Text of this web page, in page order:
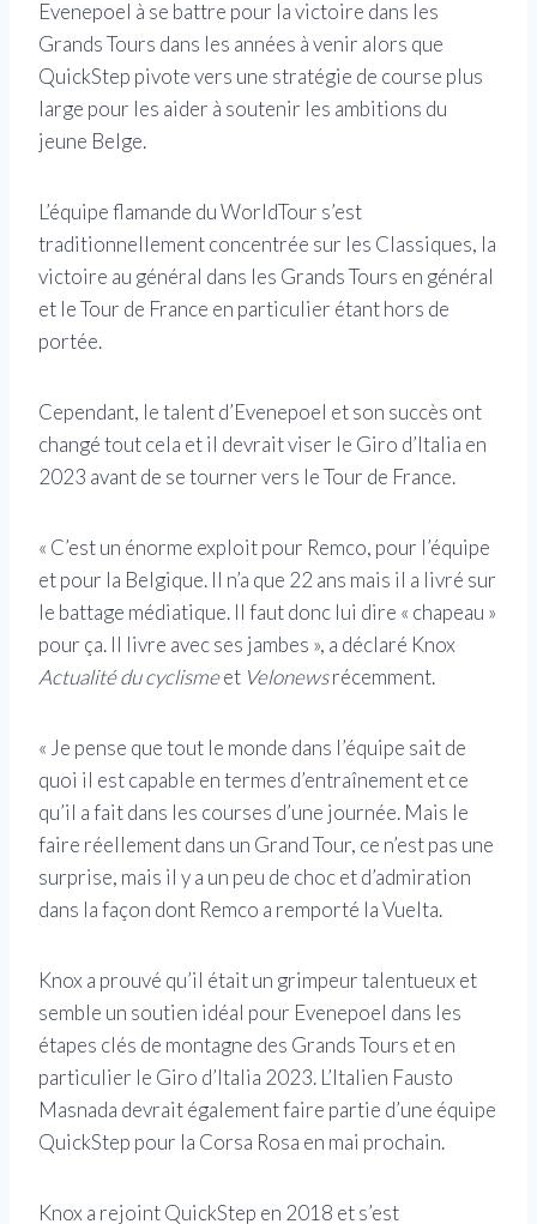
Evenepoel à se battre pour la victoire dans les
Grands Tours dans les années à venir alors que
QuickStep pivote vers une stratégie de course plus
large pour les aider à soutenir les ambitions du
jeune Belge.
L’équipe flamande du WorldTour s’est
traditionnellement concentrée sur les Classiques, la
victoire au général dans les Grands Tours en général
et le Tour de France en particulier étant hors de
portée.
Cependant, le talent d’Evenepoel et son succès ont
changé tout cela et il devrait viser le Giro d’Italia en
2023 avant de se tourner vers le Tour de France.
« C’est un énorme exploit pour Remco, pour l’équipe
et pour la Belgique. Il n’a que 22 ans mais il a livré sur
le battage médiatique. Il faut donc lui dire « chapeau »
pour ça. Il livre avec ses jambes », a déclaré Knox
Actualité du cyclismeet Velonewsrécemment.
« Je pense que tout le monde dans l’équipe sait de
quoi il est capable en termes d’entraînement et ce
qu’il a fait dans les courses d’une journée. Mais le
faire réellement dans un Grand Tour, ce n’est pas une
surprise, mais il y a un peu de choc et d’admiration
dans la façon dont Remco a remporté la Vuelta.
Knox a prouvé qu’il était un grimpeur talentueux et
semble un soutien idéal pour Evenepoel dans les
étapes clés de montagne des Grands Tours et en
particulier le Giro d’Italia 2023. L’Italien Fausto
Masnada devrait également faire partie d’une équipe
QuickStep pour la Corsa Rosa en mai prochain.
Knox a rejoint QuickStep en 2018 et s’est